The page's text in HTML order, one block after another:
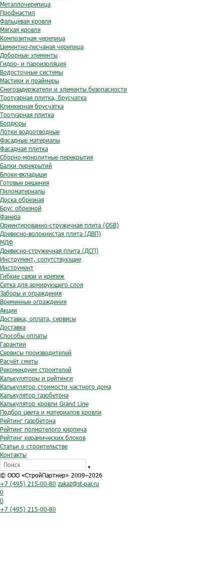
Металлочерепица
Профнастил
Фальцевая кровля
Мягкая кровля
Композитная черепица
Цементно-песчаная черепица
Доборные элементы
Гидро- и пароизоляция
Водосточные системы
Мастики и праймеры
Снегозадержатели и элементы безопасности
Тротуарная плитка, брусчатка
Клинкерная брусчатка
Тротуарная плитка
Бордюры
Лотки водоотводные
Фасадные материалы
Фасадная плитка
Сборно-монолитные перекрытия
Балки перекрытий
Блоки-вкладыши
Готовые решения
Пиломатериалы
Доска обрезная
Брус обрезной
Фанера
Ориентированно-стружечная плита (OSB)
Древесно-волокнистая плита (ДВП)
МДФ
Древесно-стружечная плита (ДСП)
Инструмент, сопутствующие
Инструмент
Гибкие связи и крепеж
Сетка для армирующего слоя
Заборы и ограждения
Временные ограждения
Акции
Доставка, оплата, сервисы
Доставка
Способы оплаты
Гарантии
Сервисы производителей
Расчёт сметы
Рекомендуем строителей
Калькуляторы и рейтинги
Калькулятор стоимости частного дома
Калькулятор газобетона
Калькулятор кровли Grand Line
Подбор цвета и материалов кровли
Рейтинг газобетона
Рейтинг полнотелого кирпича
Рейтинг керамических блоков
Статьи о строительстве
Контакты
© ООО «СтройПартнер» 2009–2026
+7 (495) 215-00-80 zakaz@st-par.ru
0
0
+7 (495) 215-00-80